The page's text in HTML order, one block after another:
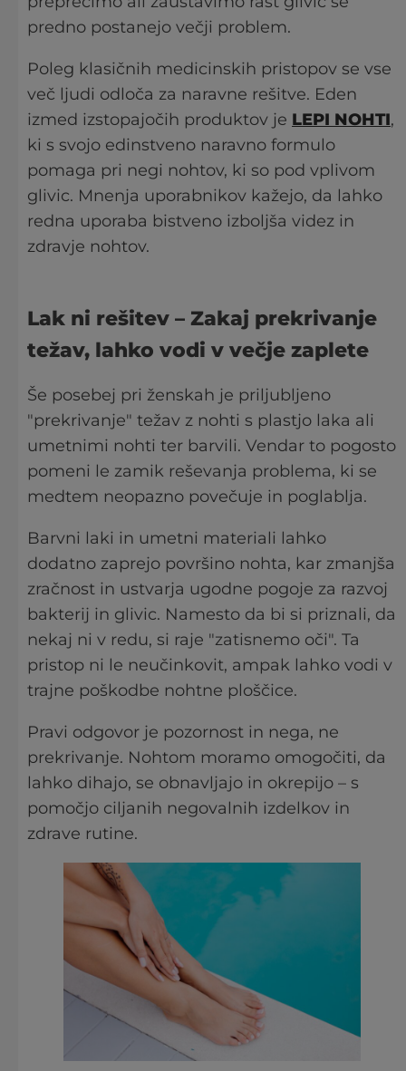
predno postanejo večji problem.
Poleg klasičnih medicinskih pristopov se vse
več ljudi odloča za naravne rešitve. Eden
izmed izstopajočih produktov je LEPI NOHTI,
ki s svojo edinstveno naravno formulo
pomaga pri negi nohtov, ki so pod vplivom
glivic. Mnenja uporabnikov kažejo, da lahko
redna uporaba bistveno izboljša videz in
zdravje nohtov.
Lak ni rešitev – Zakaj prekrivanje
težav, lahko vodi v večje zaplete
Še posebej pri ženskah je priljubljeno
"prekrivanje" težav z nohti s plastjo laka ali
umetnimi nohti ter barvili. Vendar to pogosto
pomeni le zamik reševanja problema, ki se
medtem neopazno povečuje in poglablja.
Barvni laki in umetni materiali lahko
dodatno zaprejo površino nohta, kar zmanjša
zračnost in ustvarja ugodne pogoje za razvoj
bakterij in glivic. Namesto da bi si priznali, da
nekaj ni v redu, si raje "zatisnemo oči". Ta
pristop ni le neučinkovit, ampak lahko vodi v
trajne poškodbe nohtne ploščice.
Pravi odgovor je pozornost in nega, ne
prekrivanje. Nohtom moramo omogočiti, da
lahko dihajo, se obnavljajo in okrepijo – s
pomočjo ciljanih negovalnih izdelkov in
zdrave rutine.